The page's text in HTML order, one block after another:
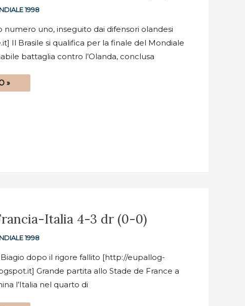
1998
numero uno, inseguito dai difensori olandesi
Il Brasile si qualifica per la finale del Mondiale
battaglia contro l’Olanda, conclusa
»
Italia 4-3 dr (0-0)
1998
Biagio dopo il rigore fallito [http://eupallog-
Grande partita allo Stade de France a
l’Italia nel quarto di